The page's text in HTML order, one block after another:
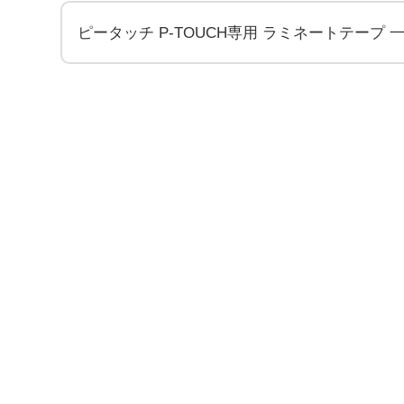
ピータッチ P-TOUCH専用 ラミネートテープ